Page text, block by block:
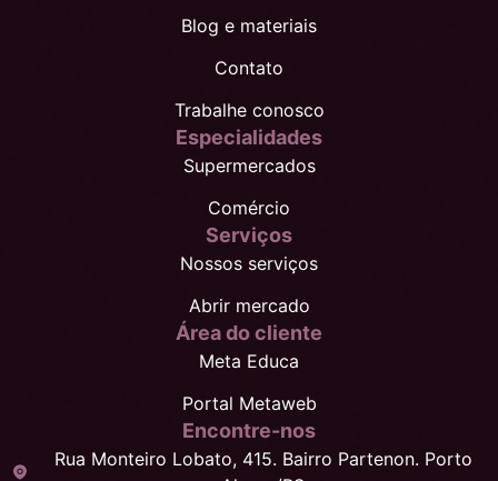
Blog e materiais
Contato
Trabalhe conosco
Especialidades
Supermercados
Comércio
Serviços
Nossos serviços
Abrir mercado
Área do cliente
Meta Educa
Portal Metaweb
Encontre-nos
Rua Monteiro Lobato, 415. Bairro Partenon. Porto